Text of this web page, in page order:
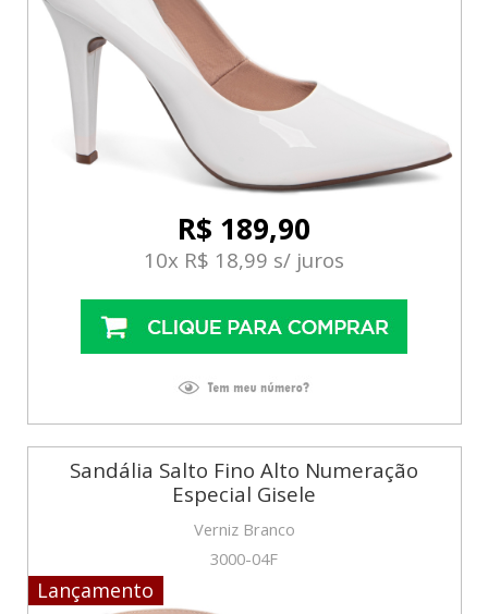
R$ 189,90
10x R$ 18,99 s/ juros
Sandália Salto Fino Alto Numeração
Especial Gisele
Verniz Branco
3000-04F
Lançamento